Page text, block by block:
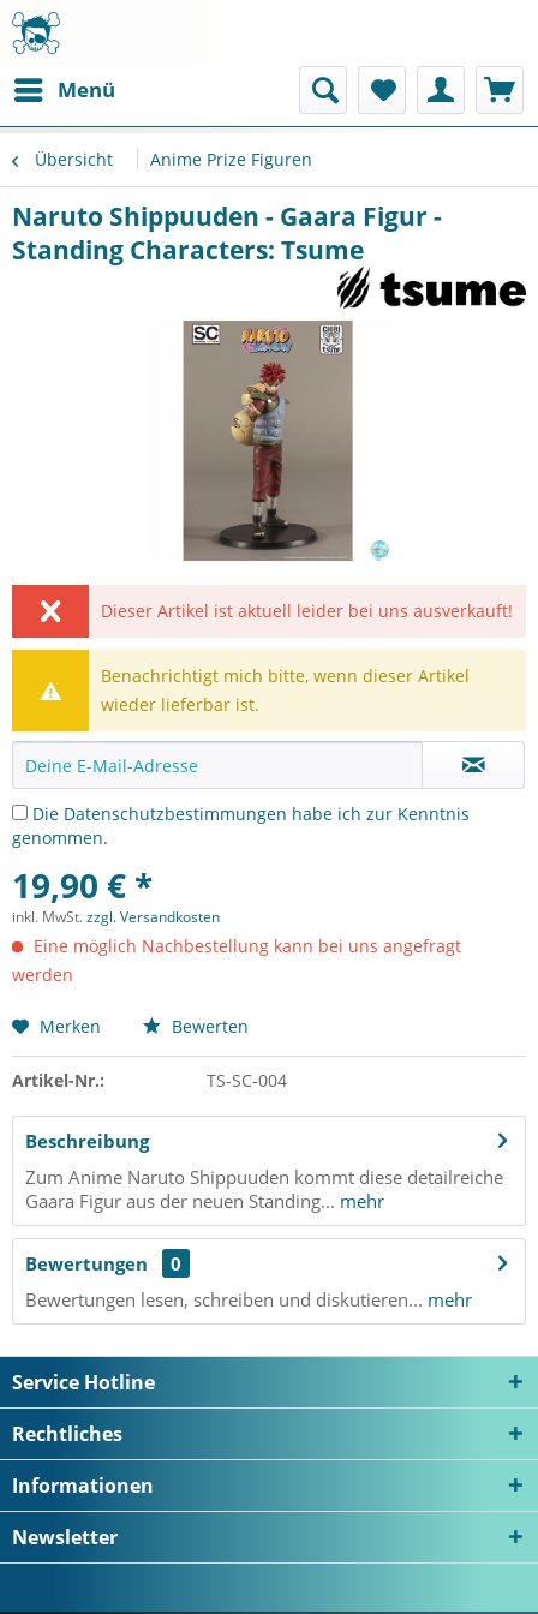
Menü
Übersicht Anime Prize Figuren
Naruto Shippuuden - Gaara Figur -
Standing Characters: Tsume
Dieser Artikel ist aktuell leider bei uns ausverkauft!
Benachrichtigt mich bitte, wenn dieser Artikel
wieder lieferbar ist.
Die Datenschutzbestimmungen habe ich zur Kenntnis
genommen.
19,90 € *
inkl. MwSt.zzgl. Versandkosten
Eine möglich Nachbestellung kann bei uns angefragt
werden
Merken Bewerten
Artikel-Nr.: TS-SC-004
Beschreibung
Zum Anime Naruto Shippuuden kommt diese detailreiche
Gaara Figur aus der neuen Standing... mehr
Bewertungen
0
Bewertungen lesen, schreiben und diskutieren... mehr
Service Hotline
Rechtliches
Informationen
Newsletter